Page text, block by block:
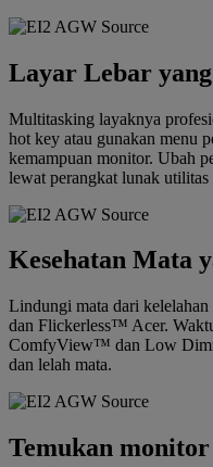
Layar Lebar
Multitasking layaknya
hot key atau gunakan menu
kemampuan monitor. Ubah
lewat perangkat lunak
Kesehatan Mata
Lindungi mata dari
dan Flickerless™ Acer.
ComfyView™ dan Low
dan lelah mata.
Temukan